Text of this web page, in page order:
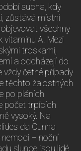
sucha, kdy
zůstává místní
všechny
A. Mezi
troskami,
a odcházejí do
vždy četné případy
těchto žalostných
po pláních
počet trpících
vysoký. Na
da Cunha
– noční
slunce jsou lidé